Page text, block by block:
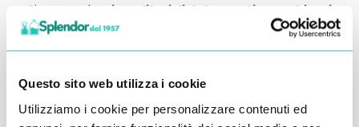
Questo sito web utilizza i cookie
Utilizziamo i cookie per personalizzare contenuti ed
Siamo anche
rivenditori di detergenti, macchinari
ed attrezzature:
tutto ciò che potrebbe servirvi,
potete trovarlo in vendita presso la nostra sede.
Contattateci qui per preventivi o anche solo per
richiedere qualche informazione.
Ci vediamo al prossimo articolo.